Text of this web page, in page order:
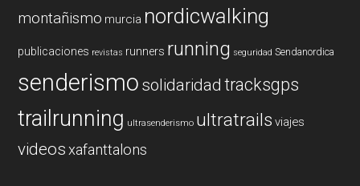
montañismo murcia nordicwalking
publicaciones revistas runners running seguridad Sendanordica
senderismo solidaridad tracksgps
trailrunning ultrasenderismo ultratrails viajes
videos xafanttalons